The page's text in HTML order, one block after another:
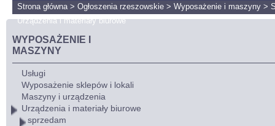
Strona główna> Ogłoszenia rzeszowskie > Wyposażenie i maszyny >
Urządzenia i materiały biurowe
WYPOSAŻENIE I
MASZYNY
Usługi
Wyposażenie sklepów i lokali
Maszyny i urządzenia
Urządzenia i materiały biurowe
sprzedam